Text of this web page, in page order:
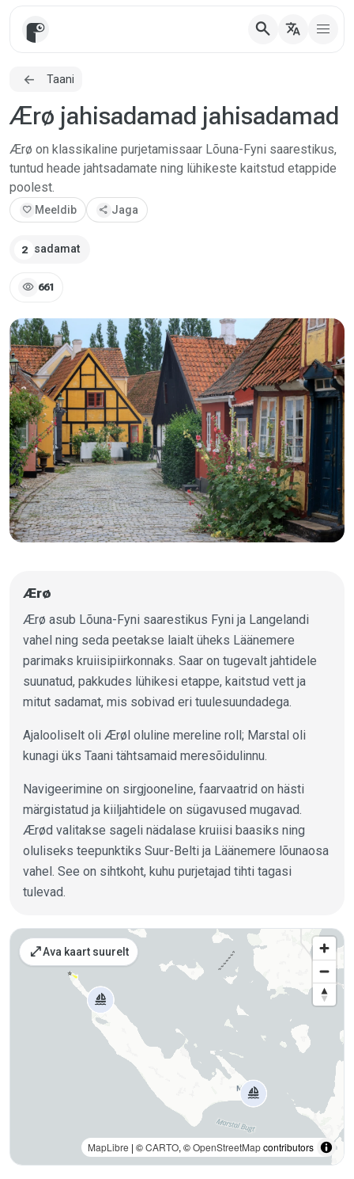
search translate
Taani
Ærø jahisadamad jahisadamad
Ærø on klassikaline purjetamissaar Lõuna-Fyni saarestikus,
tuntud heade jahtsadamate ning lühikeste kaitstud etappide
poolest.
favorite Meeldib share Jaga
2 sadamat
visibility 661
Ærø
Ærø asub Lõuna-Fyni saarestikus Fyni ja Langelandi
vahel ning seda peetakse laialt üheks Läänemere
parimaks kruiisipiirkonnaks. Saar on tugevalt jahtidele
suunatud, pakkudes lühikesi etappe, kaitstud vett ja
mitut sadamat, mis sobivad eri tuulesuundadega.
Ajalooliselt oli Ærøl oluline mereline roll; Marstal oli
kunagi üks Taani tähtsamaid meresõidulinnu.
Navigeerimine on sirgjooneline, faarvaatrid on hästi
märgistatud ja kiiljahtidele on sügavused mugavad.
Ærød valitakse sageli nädalase kruiisi baasiks ning
oluliseks teepunktiks Suur-Belti ja Läänemere lõunaosa
vahel. See on sihtkoht, kuhu purjetajad tihti tagasi
tulevad.
Kohad kaardil
open_in_fullAva kaart suurelt
MapLibre | ©CARTO, ©OpenStreetMapcontributors